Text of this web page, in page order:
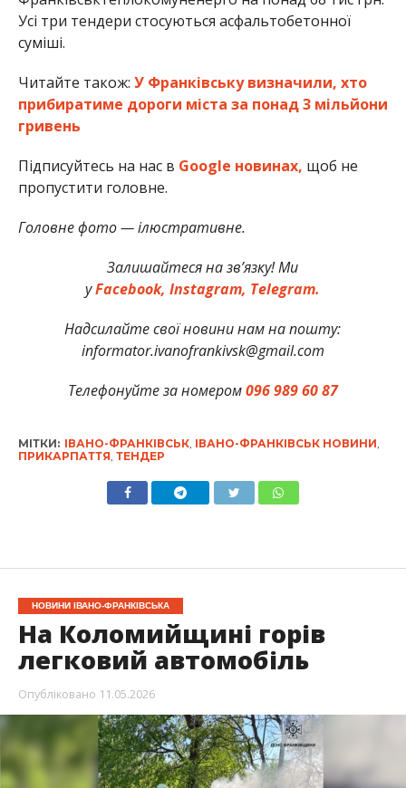
Усі три тендери стосуються асфальтобетонної
суміші.
Читайте також: У Франківську визначили, хто
прибиратиме дороги міста за понад 3 мільйони
гривень
Підписуйтесь на нас в Google новинах, щоб не
пропустити головне.
Головне фото — ілюстративне.
Залишайтеся на зв’язку! Ми
уFacebook, Instagram, Telegram.
Надсилайте свої новини нам на пошту:
informator.ivanofrankivsk@gmail.com
Телефонуйте за номером096 989 60 87
МІТКИ: ІВАНО-ФРАНКІВСЬК, ІВАНО-ФРАНКІВСЬК НОВИНИ
ПРИКАРПАТТЯ ТЕНДЕР
НОВИНИ ІВАНО-ФРАНКІВСЬКА
На Коломийщині горів
легковий автомобіль
Опубліковано 11.05.2026